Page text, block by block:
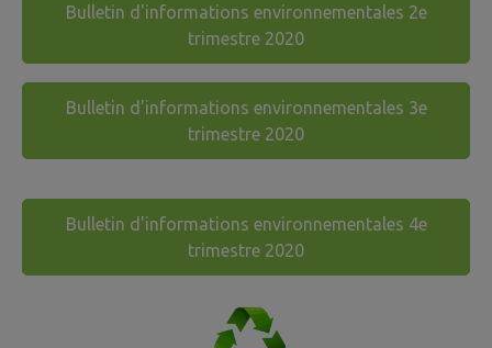
Bulletin d'informations environnementales 2e
trimestre 2020
Bulletin d'informations environnementales 3e
trimestre 2020
Bulletin d'informations environnementales 4e
trimestre 2020